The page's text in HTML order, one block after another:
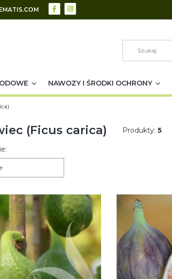
NAWOZY I ŚRODKI OCHRONY
(Ficus carica) Produkty: 5